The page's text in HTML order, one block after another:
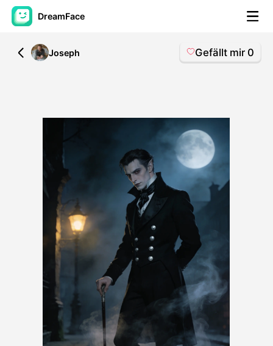
DreamFace
KI-Tools
KI-Video
Weitere Instrumente
Alle Tools anzeigen
Avatar-Video
KI-Video
All
Joseph Gefällt mir 0